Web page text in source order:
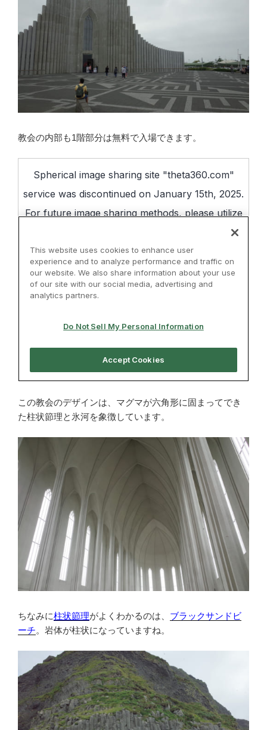
教会の内部も1階部分は無料で入場できます。
この教会のデザインは、マグマが六角形に固まってでき
た柱状節理と氷河を象徴しています。
ちなみに柱状節理がよくわかるのは、 ブラックサンドビ
ーチ。岩体が柱状になっていますね。